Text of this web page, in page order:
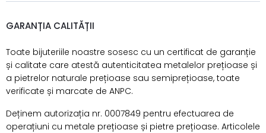
GARANȚIA CALITĂȚII
Toate bijuteriile noastre sosesc cu un certificat de garanție
și calitate care atestă autenticitatea metalelor prețioase și
a pietrelor naturale prețioase sau semiprețioase, toate
verificate și marcate de ANPC.
Deținem autorizația nr. 0007849 pentru efectuarea de
operațiuni cu metale prețioase și pietre prețioase. Articolele